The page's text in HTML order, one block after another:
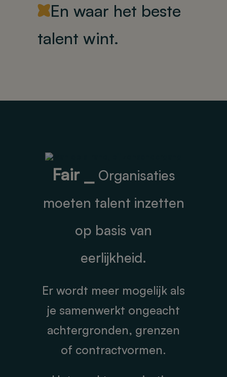
YEn waar het beste
talent wint.
Fair ⎯
Organisaties
moeten talent inzetten
op basis van
eerlijkheid.
Er wordt meer mogelijk als
je samenwerkt ongeacht
achtergronden, grenzen
of contractvormen.